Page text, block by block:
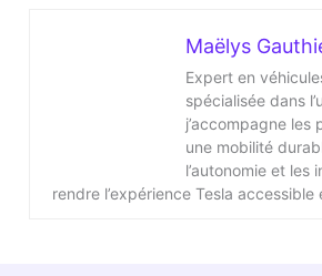
Maëlys
Expert en
spécialisée dans
j’accompagne
une mobilité
l’autonomie et
rendre l’expérience Tesla